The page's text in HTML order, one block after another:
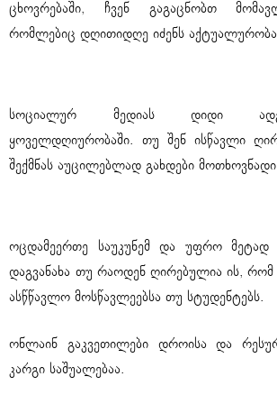
ცხოვრებაში, ჩვენ გაგაცნობთ
რომლებიც დღითიდღე იძენს
სოციალურ მედიას დიდი
ყოველდღიურობაში. თუ შენ ისწავლი
შექმნას აუცილებლად გახდები მოთხოვნადი
ოცდამეერთე საუკუნემ და უფრო მეტად
დაგვანახა თუ რაოდენ ღირებულია ის,
ასწწავლო მოსწავლეებსა თუ სტუდენტებს.
ონლაინ გაკვეთილები დროისა და
კარგი საშუალებაა.